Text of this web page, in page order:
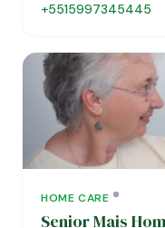
+5515997345445
HOME CARE
Senior Mais